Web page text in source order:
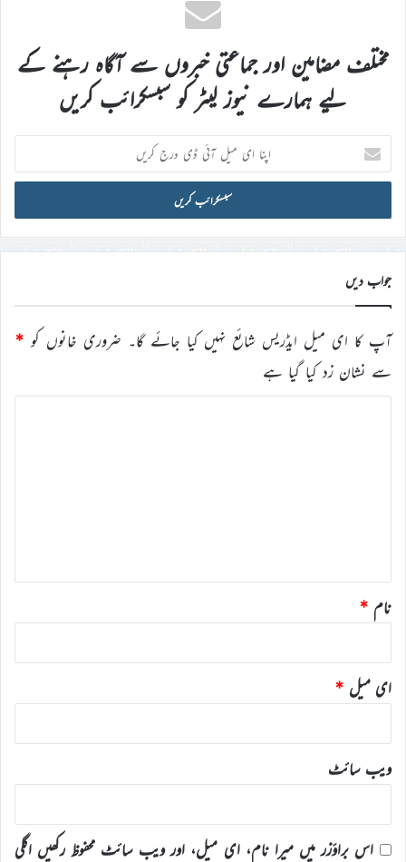
مختلف مضامین اور جماعتی خبروں سے آگاہ رہنے کے
لیے ہمارے نیوز لیٹر کو سبسکرائب کریں
اپنا
ای
میل
ڈی
درج
کریں
جواب دیں
آپ کا ای میل ایڈریس شائع نہیں کیا جائے گا۔ ضروری خانوں کو *
سے نشان زد کیا گیا ہے
نام *
ای میل *
ویب‌ سائٹ
اس براؤزر میں میرا نام، ای میل، اور ویب سائٹ محفوظ رکھیں اگلی